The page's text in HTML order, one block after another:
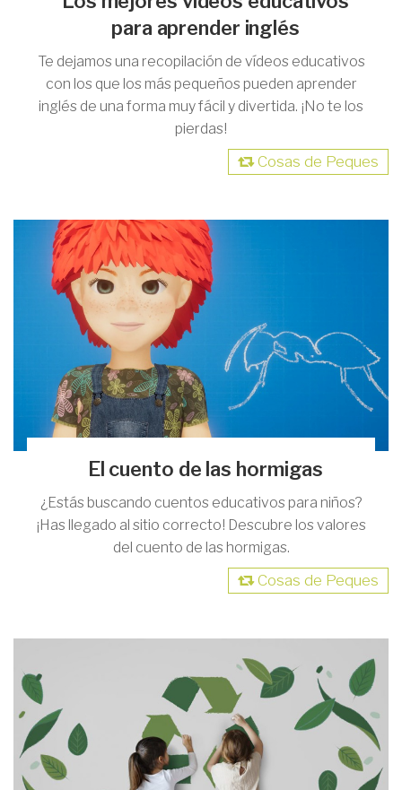
para aprender inglés
Te dejamos una recopilación de vídeos educativos
con los que los más pequeños pueden aprender
inglés de una forma muy fácil y divertida. ¡No te los
pierdas!
Cosas de Peques
El cuento de las hormigas
¿Estás buscando cuentos educativos para niños?
¡Has llegado al sitio correcto! Descubre los valores
del cuento de las hormigas.
Cosas de Peques